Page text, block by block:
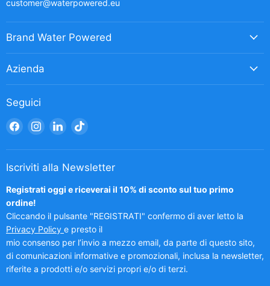
customer@waterpowered.eu
Brand Water Powered
Azienda
Seguici
Trovaci
Facebook
Trovaci
Instagram
Trovaci
LinkedIn
Trovaci
TikTok
Iscriviti alla Newsletter
Registrati oggi e riceverai il 10% di sconto sul tuo primo
ordine!
Cliccando il pulsante "REGISTRATI" confermo di aver letto la
Privacy Policy e presto il
mio consenso per l’invio a mezzo email, da parte di questo sito,
di comunicazioni informative e promozionali, inclusa la newsletter,
riferite a prodotti e/o servizi propri e/o di terzi.